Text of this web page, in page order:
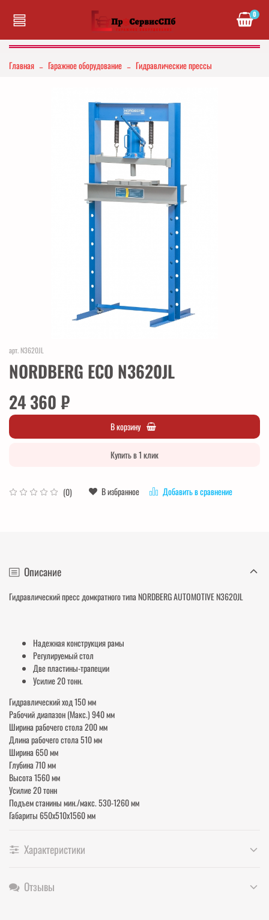
0
Главная Гаражное оборудование Гидравлические прессы
арт. N3620JL
NORDBERG ECO N3620JL
(0) В избранное Добавить в сравнение
24 360 ₽
В корзину
Купить в 1 клик
Описание
Гидравлический пресс домкратного типа NORDBERG AUTOMOTIVE N3620JL
Надежная конструкция рамы
Регулируемый стол
Две пластины-трапеции
Усилие 20 тонн.
Гидравлический ход 150 мм
Рабочий диапазон (Макс.) 940 мм
Ширина рабочего стола 200 мм
Длина рабочего стола 510 мм
Ширина 650 мм
Глубина 710 мм
Высота 1560 мм
Усилие 20 тонн
Подъем станины мин./макс. 530-1260 мм
Габариты 650х510х1560 мм
Характеристики
Отзывы